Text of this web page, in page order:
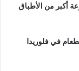
أكبر من الأطباق
في فلوريدا